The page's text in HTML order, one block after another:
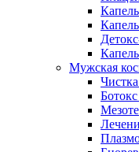
Мужская